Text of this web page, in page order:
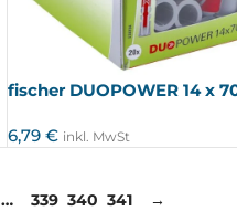
fischer DUOPOWER 14 x
6,79€ inkl. MwSt
… 339 340 341 →